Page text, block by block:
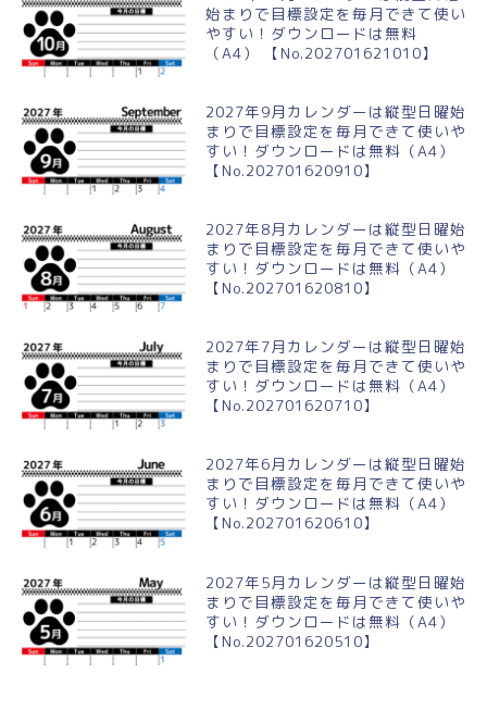
始まりで目標設定を毎月できて使い
やすい！ダウンロードは無料
（A4） 【No.202701621010】
2027年9月カレンダーは縦型日曜始
まりで目標設定を毎月できて使いや
すい！ダウンロードは無料（A4）
【No.202701620910】
2027年8月カレンダーは縦型日曜始
まりで目標設定を毎月できて使いや
すい！ダウンロードは無料（A4）
【No.202701620810】
2027年7月カレンダーは縦型日曜始
まりで目標設定を毎月できて使いや
すい！ダウンロードは無料（A4）
【No.202701620710】
2027年6月カレンダーは縦型日曜始
まりで目標設定を毎月できて使いや
すい！ダウンロードは無料（A4）
【No.202701620610】
2027年5月カレンダーは縦型日曜始
まりで目標設定を毎月できて使いや
すい！ダウンロードは無料（A4）
【No.202701620510】